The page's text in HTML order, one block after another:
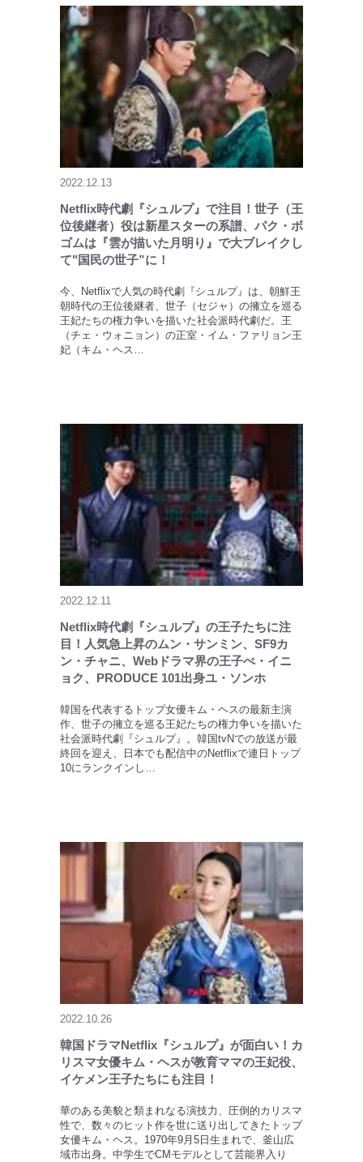
2022.12.13
Netflix時代劇『シュルプ』で注目！世子（王
位後継者）役は新星スターの系譜、パク・ボ
ゴムは『雲が描いた月明り』で大ブレイクし
て"国民の世子”に！
今、Netflixで人気の時代劇『シュルプ』は、朝鮮王
朝時代の王位後継者、世子（セジャ）の擁立を巡る
王妃たちの権力争いを描いた社会派時代劇だ。王
（チェ・ウォニョン）の正室・イム・ファリョン王
妃（キム・ヘス…
2022.12.11
Netflix時代劇『シュルプ』の王子たちに注
目！人気急上昇のムン・サンミン、SF9カ
ン・チャニ、Webドラマ界の王子ぺ・イニ
ョク、PRODUCE 101出身ユ・ソンホ
韓国を代表するトップ女優キム・ヘスの最新主演
作、世子の擁立を巡る王妃たちの権力争いを描いた
社会派時代劇『シュルプ』。韓国tvNでの放送が最
終回を迎え、日本でも配信中のNetflixで連日トップ
10にランクインし…
2022.10.26
韓国ドラマNetflix『シュルプ』が面白い！カ
リスマ女優キム・ヘスが教育ママの王妃役、
イケメン王子たちにも注目！
華のある美貌と類まれなる演技力、圧倒的カリスマ
性で、数々のヒット作を世に送り出してきたトップ
女優キム・ヘス。1970年9月5日生まれで、釜山広
域市出身。中学生でCMモデルとして芸能界入り